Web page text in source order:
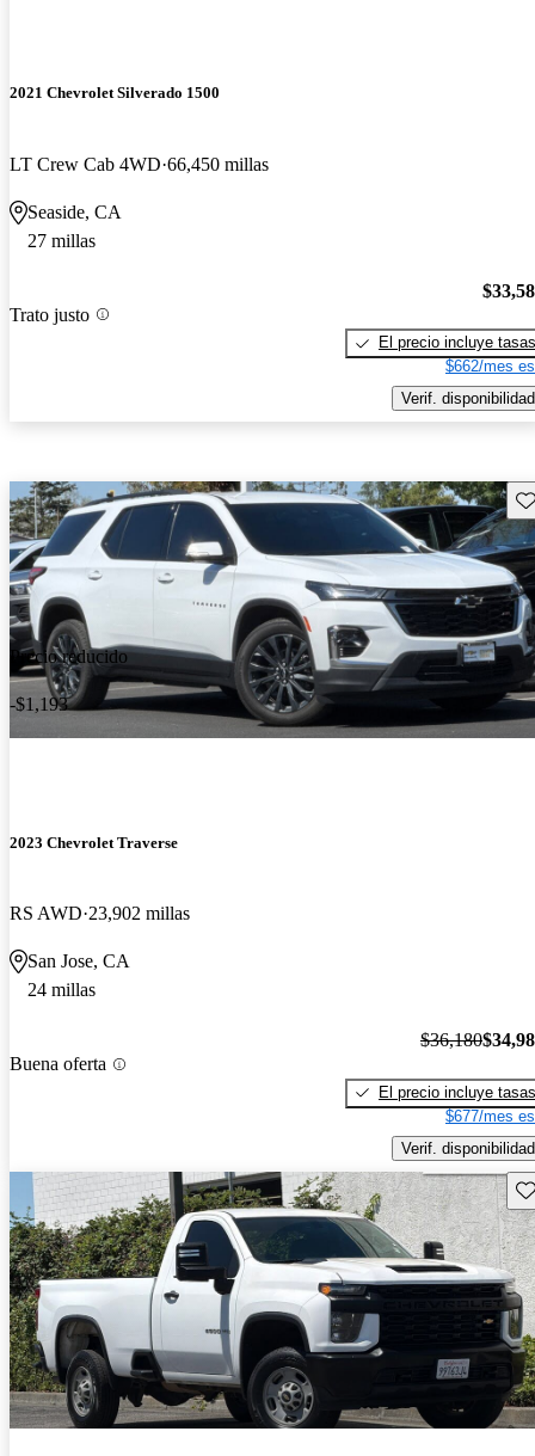
2021 Chevrolet Silverado 1500
LT Crew Cab 4WD 66,450 millas
Seaside, CA
27 millas
Trato justo
El precio incluye tasas
$662/mes
Verif. disponibilidad
Precio reducido
-$1,193
2023 Chevrolet Traverse
RS AWD 23,902 millas
San Jose, CA
24 millas
Buena oferta
$36,180
El precio incluye tasas
$677/mes
Verif. disponibilidad